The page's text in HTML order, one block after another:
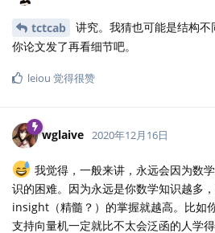
tctcab
讲究。我猜也可能是结构
你论文发了再看细节吧。
leiou 觉得很赞
wglaive 2020年12月16日
我觉得，一般来讲，永远会因为数
识的困难。因为永远是你数学知识越多
insight（精髓？）的掌握就越高。比如
支持向量机一定就比不太会泛函的人学